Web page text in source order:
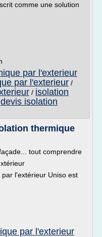
comme une solution
par l'exterieur
par l'exterieur /
/ isolation
devis isolation
thermique
tout comprendre
l'extérieur Uniso est
par l'exterieur